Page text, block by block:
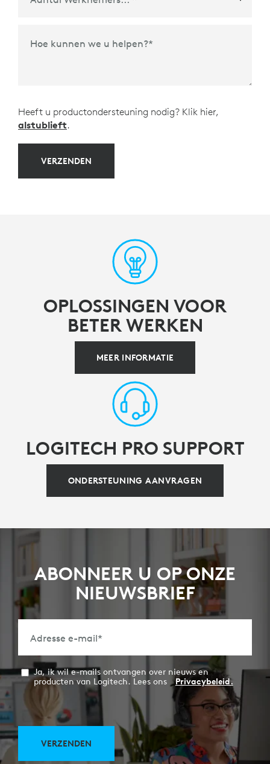
Hoe kunnen we u helpen?*
Heeft u productondersteuning nodig? Klik hier,
alstublieft.
VERZENDEN
OPLOSSINGEN VOOR
BETER WERKEN
MEER INFORMATIE
LOGITECH PRO SUPPORT
ONDERSTEUNING AANVRAGEN
ABONNEER U OP ONZE
NIEUWSBRIEF
Adresse e-mail*
Ja, ik wil e-mails ontvangen over nieuws en
producten van Logitech. Lees ons
Privacybeleid.
VERZENDEN